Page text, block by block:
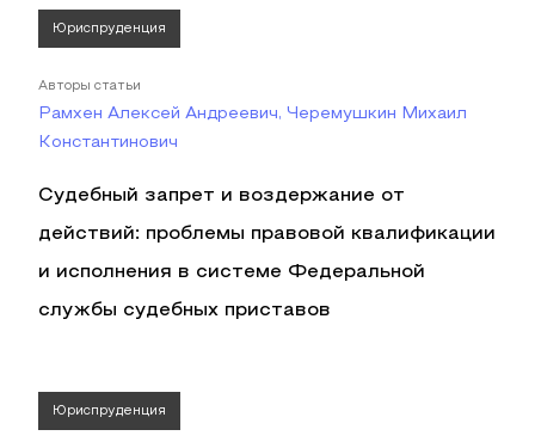
Юриспруденция
Авторы статьи
Рамхен Алексей Андреевич, Черемушкин Михаил
Константинович
Судебный запрет и воздержание от
действий: проблемы правовой квалификации
и исполнения в системе Федеральной
службы судебных приставов
Юриспруденция